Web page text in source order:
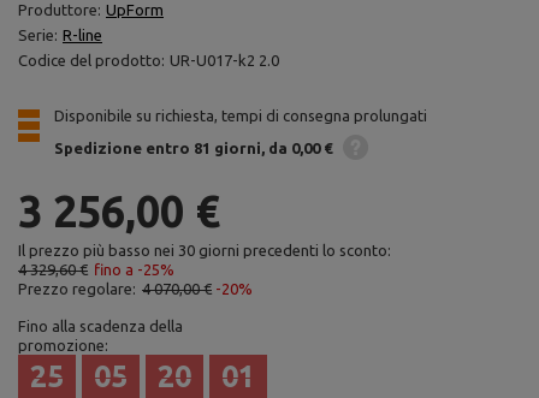
Produttore: UpForm
Serie: R-line
Codice del prodotto: UR-U017-k2 2.0
Disponibile su richiesta, tempi di consegna prolungati
Spedizione entro 81 giorni da 0,00 €
3 256,00 €
Il prezzo più basso nei 30 giorni precedenti lo sconto:
4 329,60 € fino a -25%
Prezzo regolare: 4 070,00 € -20%
Fino alla scadenza della
promozione:
25 05 19 59